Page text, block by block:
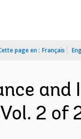
page en : Français
2 of